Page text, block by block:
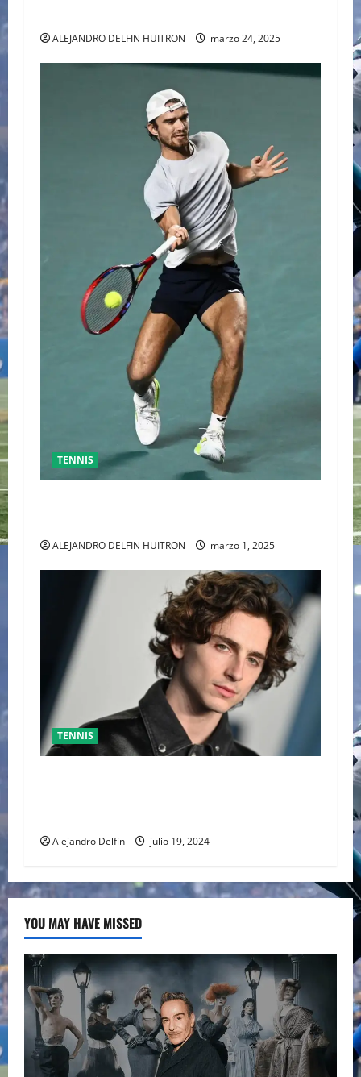
ALEJANDRO DELFIN HUITRON marzo 24, 2025
TENNIS
ALEJANDRO DELFIN HUITRON marzo 1, 2025
TENNIS
Alejandro Delfin julio 19, 2024
YOU MAY HAVE MISSED